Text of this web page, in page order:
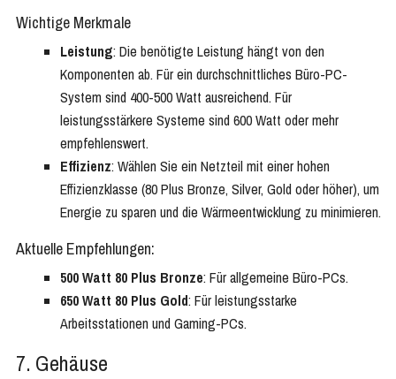
Wichtige Merkmale
Leistung: Die benötigte Leistung hängt von den
Komponenten ab. Für ein durchschnittliches Büro-PC-
System sind 400-500 Watt ausreichend. Für
leistungsstärkere Systeme sind 600 Watt oder mehr
empfehlenswert.
Effizienz: Wählen Sie ein Netzteil mit einer hohen
Effizienzklasse (80 Plus Bronze, Silver, Gold oder höher), um
Energie zu sparen und die Wärmeentwicklung zu minimieren.
Aktuelle Empfehlungen:
500 Watt 80 Plus Bronze: Für allgemeine Büro-PCs.
650 Watt 80 Plus Gold: Für leistungsstarke
Arbeitsstationen und Gaming-PCs.
7. Gehäuse